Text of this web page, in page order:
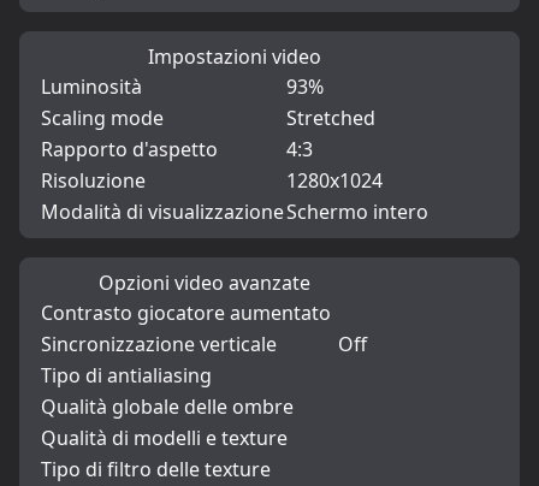
Impostazioni video
Luminosità
93%
Scaling mode
Stretched
Rapporto d'aspetto
4:3
Risoluzione
1280x1024
Modalità di visualizzazioneSchermo intero
Opzioni video avanzate
Contrasto giocatore aumentato
Sincronizzazione verticale
Off
Tipo di antialiasing
Qualità globale delle ombre
Qualità di modelli e texture
Tipo di filtro delle texture